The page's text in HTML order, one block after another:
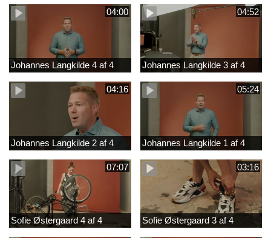
04:00
Johannes Langkilde 4 af 4
04:52
Johannes Langkilde 3 af 4
04:16
Johannes Langkilde 2 af 4
05:24
Johannes Langkilde 1 af 4
07:07
Sofie Østergaard 4 af 4
03:16
Sofie Østergaard 3 af 4